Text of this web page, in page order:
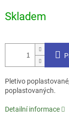
cena:
Skladem
Pletivo
poplastovaných.
Detailní informace